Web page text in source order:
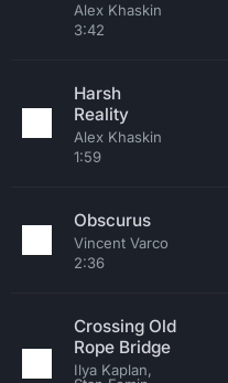
Alex Khaskin
3:42
Harsh
Reality
Alex Khaskin
1:59
Obscurus
Vincent Varco
2:36
Crossing Old
Rope Bridge
Ilya Kaplan,